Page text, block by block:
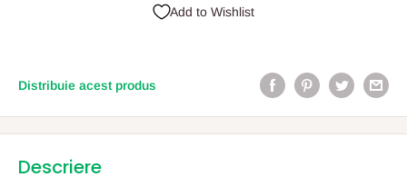
Add to Wishlist
Distribuie acest produs
Descriere